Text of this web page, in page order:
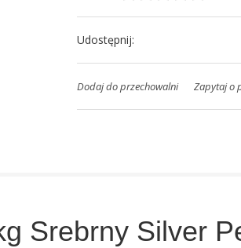
Udostępnij:
Dodaj do przechowalni Zapytaj o
Srebrny Silver